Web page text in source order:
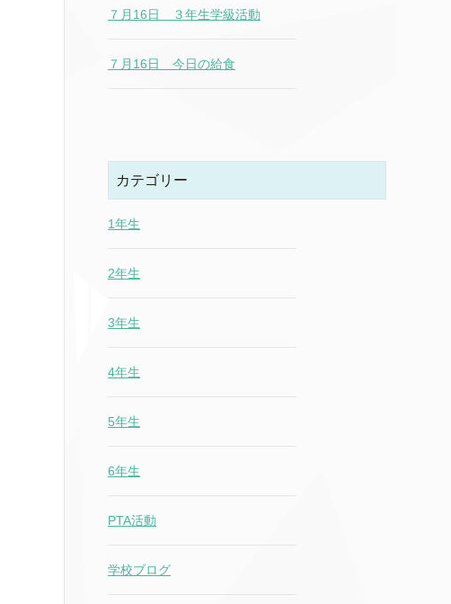
７月16日 ３年生学級活動
７月16日 今日の給食
カテゴリー
1年生
2年生
3年生
4年生
5年生
6年生
PTA活動
学校ブログ